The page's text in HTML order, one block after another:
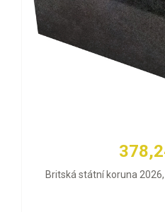
Britská státní koruna